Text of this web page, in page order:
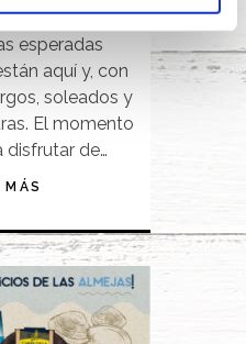
esperadas
aquí y, con
soleados y
El momento
de…
MÁS